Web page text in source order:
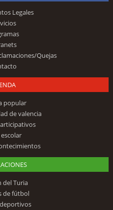
Legales
Quejas
popular
de valencia
del Turia
de fútbol